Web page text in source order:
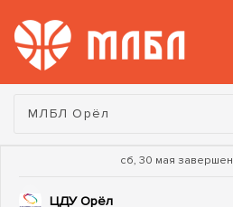
Турнир:
МЛБЛ Орёл
сб, 30 мая завершен
ЦДУ Орёл